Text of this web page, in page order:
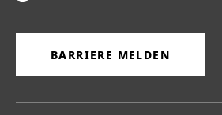
BARRIERE MELDEN